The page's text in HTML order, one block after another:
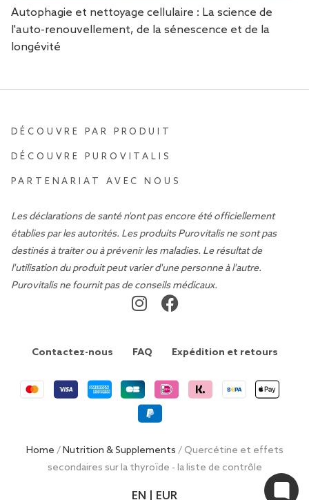
Autophagie et nettoyage cellulaire : La science de
l'auto-renouvellement, de la sénescence et de la
longévité
DÉCOUVRE PAR PRODUIT
DÉCOUVRE PUROVITALIS
PARTENARIAT AVEC NOUS
Les déclarations de santé n'ont pas encore été officiellement
établies par les autorités. Les produits Purovitalis ne sont pas
destinés à traiter ou à prévenir les maladies. Le résultat de
l'utilisation du produit peut varier d'une personne à l'autre.
Purovitalis ne fournit pas de conseils médicaux.
Contactez-nous FAQ Expédition et retours
Home /Nutrition & Supplements / Quercétine et effets
secondaires sur la thyroïde - la liste de contrôle
EN | EUR